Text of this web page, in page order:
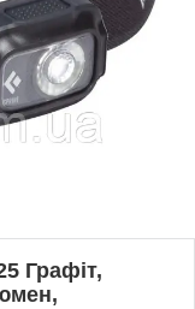
Графіт,